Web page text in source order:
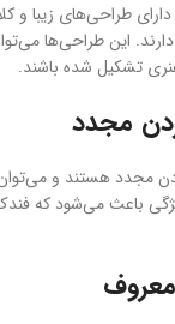
طراحی‌های زیبا و
این طراحی‌ها
تشکیل شده باشند.
مجدد
مجدد هستند و
باعث می‌شود که